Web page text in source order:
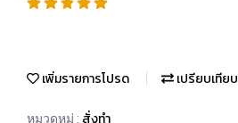
เพิ่มรายการโปรด เปรียบเทียบ
หมวดหมู่ : สั่งทำ